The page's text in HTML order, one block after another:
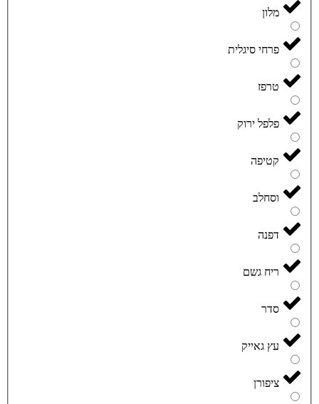
מלון
פרחי סיגלית
טרפז
פלפל ירוק
קטיפה
וסחלב
דפנה
ריח גשם
סדר
עץ גאייק
ציפורן